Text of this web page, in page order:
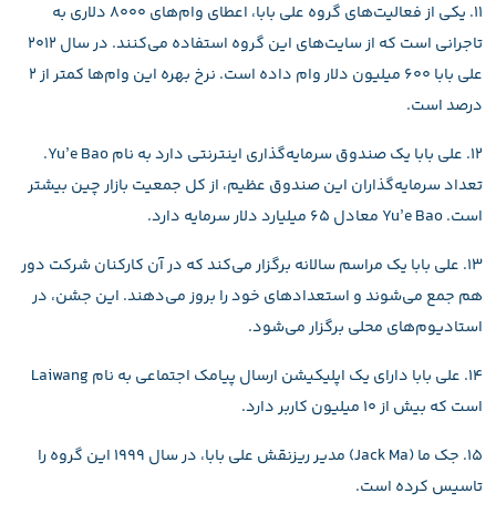
۱۱. یکی از فعالیت‌های گروه علی بابا، اعطای وام‌های ۸۰۰۰ دلاری به
تاجرانی است که از سایت‌های این گروه استفاده می‌کنند. در سال ۲۰۱۲
علی بابا ۶۰۰ میلیون دلار وام داده است. نرخ بهره این وام‌ها کمتر از ۲
درصد است.
۱۲. علی بابا یک صندوق سرمایه‌گذاری اینترنتی دارد به نام Yu’e Bao.
تعداد سرمایه‌گذاران این صندوق عظیم، از کل جمعیت بازار چین بیشتر
است. Yu’e Bao معادل ۶۵ میلیارد دلار سرمایه دارد.
۱۳. علی بابا یک مراسم سالانه برگزار می‌کند که در آن کارکنان شرکت دور
هم جمع می‌شوند و استعدادهای خود را بروز می‌‎دهند. این جشن، در
استادیوم‌های محلی برگزار می‌‎شود.
۱۴. علی بابا دارای یک اپلیکیشن ارسال پیامک اجتماعی به نام Laiwang
است که بیش از ۱۰ میلیون کاربر دارد.
۱۵. جک ما (Jack Ma) مدیر ریزنقش علی بابا، در سال ۱۹۹۹ این گروه را
تاسیس کرده است.